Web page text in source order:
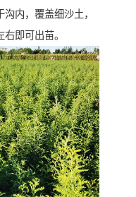
内，覆盖细沙土，
即可出苗。